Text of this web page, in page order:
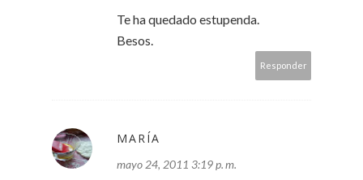
Te ha quedado estupenda.
Besos.
Responder
MARÍA
mayo 24, 2011 3:19 p. m.